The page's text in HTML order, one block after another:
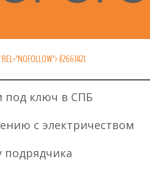
#2661421
под ключ в СПБ
с электричеством
подрядчика